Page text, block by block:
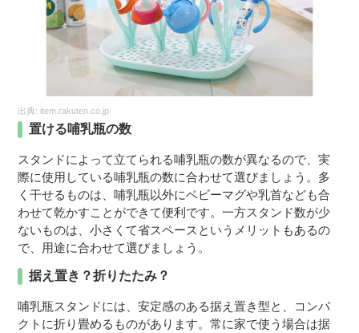
出典: item.rakuten.co.jp
置ける哺乳瓶の数
スタンドによって立てられる哺乳瓶の数が異なるので、実
際に使用している哺乳瓶の数に合わせて選びましょう。多
く干せるものは、哺乳瓶以外にベビーマグや乳首なども合
わせて乾かすことができて便利です。一方スタンド数が少
ないものは、小さくて省スペースというメリットもあるの
で、用途に合わせて選びましょう。
据え置き？折りたたみ？
哺乳瓶スタンドには、安定感のある据え置き型と、コンパ
クトに折り畳めるものがあります。常に家で使う場合は据